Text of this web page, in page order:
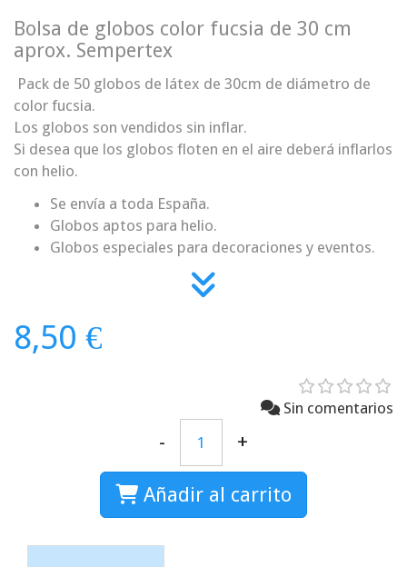
Bolsa de globos color fucsia de 30 cm
aprox. Sempertex
Pack de 50 globos de látex de 30cm de diámetro de
color fucsia.
Los globos son vendidos sin inflar.
Si desea que los globos floten en el aire deberá inflarlos
con helio.
Se envía a toda España.
Globos aptos para helio.
Globos especiales para decoraciones y eventos.
8,50 €
Sin comentarios
- +
Añadir al carrito